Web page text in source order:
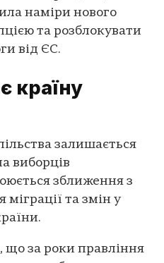
наміри нового
та розблокувати
від ЄС.
країну
залишається
виборців
зближення з
та змін у
що за роки правління